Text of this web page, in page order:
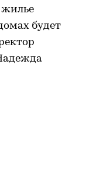
жилье
будет